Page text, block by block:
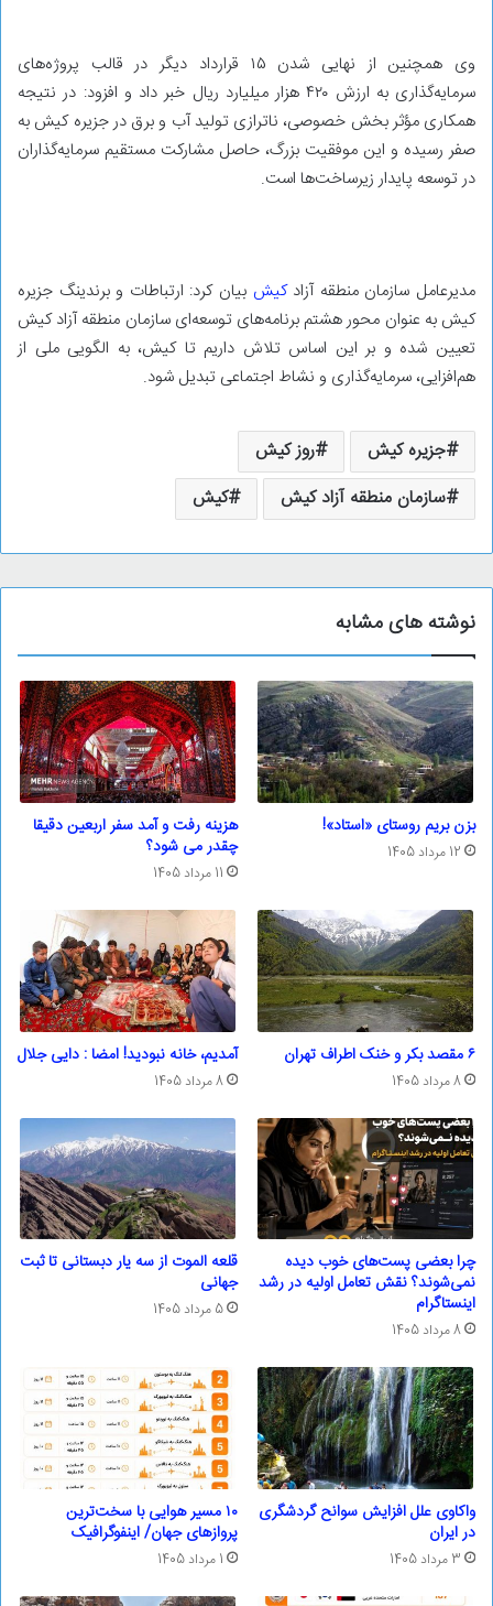
وی همچنین از نهایی شدن ۱۵ قرارداد دیگر در قالب پروژه‌های
سرمایه‌گذاری به ارزش ۴۲۰ هزار میلیارد ریال خبر داد و افزود: در نتیجه
همکاری مؤثر بخش خصوصی، ناترازی تولید آب و برق در جزیره کیش به
صفر رسیده و این موفقیت بزرگ، حاصل مشارکت مستقیم سرمایه‌گذاران
در توسعه پایدار زیرساخت‌ها است.
مدیرعامل سازمان منطقه آزادکیش بیان کرد: ارتباطات و برندینگ جزیره
کیش به عنوان محور هشتم برنامه‌های توسعه‌ای سازمان منطقه آزاد کیش
تعیین شده و بر این اساس تلاش داریم تا کیش، به الگویی ملی از
هم‌افزایی، سرمایه‌گذاری و نشاط اجتماعی تبدیل شود.
جزیره کیش
روز کیش
سازمان منطقه آزاد کیش
کیش
نوشته های مشابه
بزن بریم روستای «استاد»!
12 مرداد 1405
هزینه رفت و آمد سفر اربعین دقیقا
چقدر می شود؟
11 مرداد 1405
۶ مقصد بکر و خنک اطراف تهران
8 مرداد 1405
آمدیم، خانه نبودید! امضا : دایی جلال
8 مرداد 1405
چرا بعضی پست‌های خوب دیده
نمی‌شوند؟ نقش تعامل اولیه در رشد
اینستاگرام
8 مرداد 1405
قلعه الموت از سه یار دبستانی تا ثبت
جهانی
5 مرداد 1405
واکاوی علل افزایش سوانح گردشگری
در ایران
3 مرداد 1405
۱۰ مسیر هوایی با سخت‌ترین
پروازهای جهان/ اینفوگرافیک
1 مرداد 1405